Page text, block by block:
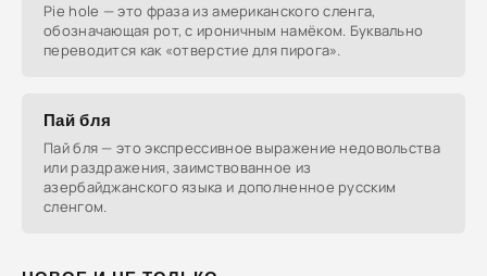
Pie hole — это фраза из американского сленга,
обозначающая рот, с ироничным намёком. Буквально
переводится как «отверстие для пирога».
Пай бля
Пай бля — это экспрессивное выражение недовольства
или раздражения, заимствованное из
азербайджанского языка и дополненное русским
сленгом.